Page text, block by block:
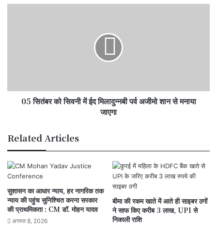
अजीमो
05 सितंबर को सिवनी में ईद मिलादुन्नबी पर्व अजीमो शान से मनाया
जाएगा
Related Articles
सुशासन का आधार न्याय, हर नागरिक तक
न्याय की पहुंच सुनिश्चित करना सरकार
की प्राथमिकता : CM डॉ. मोहन यादव
अगस्त 8, 2026
बीमा की रकम खाते में आते ही साइबर ठगों
ने साफ किए करीब 3 लाख, UPI से
निकाली राशि